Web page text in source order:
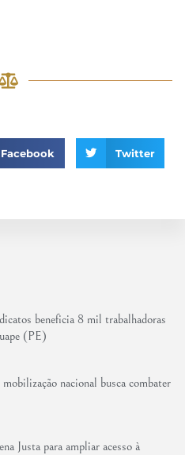
beneficia 8 mil trabalhadoras
(PE)
nacional busca combater
Justa para ampliar acesso à
Facebook Twitter